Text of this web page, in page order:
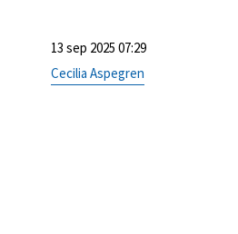
13 sep 2025 07:29
Cecilia Aspegren